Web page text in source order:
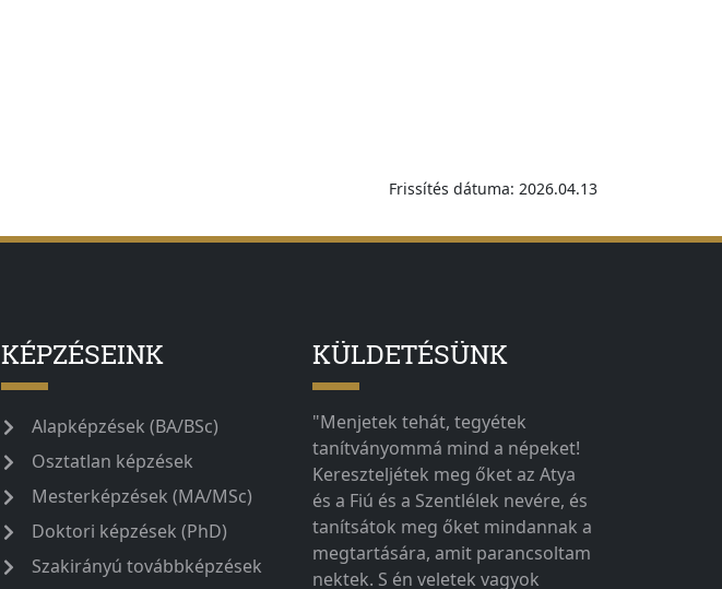
Frissítés dátuma: 2026.04.13
KÉPZÉSEINK
Alapképzések (BA/BSc)
Osztatlan képzések
Mesterképzések (MA/MSc)
Doktori képzések (PhD)
Szakirányú továbbképzések
KÜLDETÉSÜNK
"Menjetek tehát, tegyétek
tanítványommá mind a népeket!
Kereszteljétek meg őket az Atya
és a Fiú és a Szentlélek nevére, és
tanítsátok meg őket mindannak a
megtartására, amit parancsoltam
nektek. S én veletek vagyok